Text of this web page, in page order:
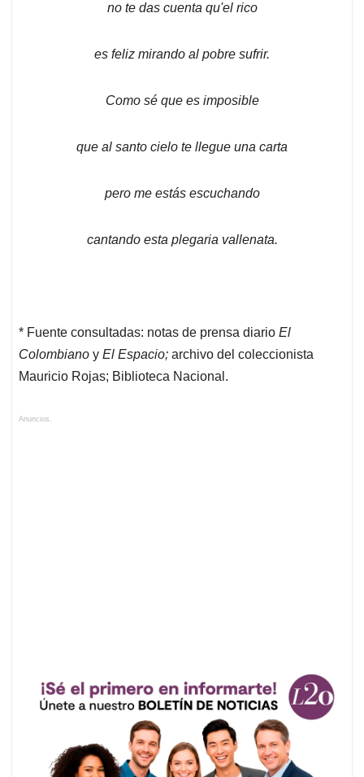
no te das cuenta qu'el rico
es feliz mirando al pobre sufrir.
Como sé que es imposible
que al santo cielo te llegue una carta
pero me estás escuchando
cantando esta plegaria vallenata.
* Fuente consultadas: notas de prensa diario El
Colombiano y El Espacio; archivo del coleccionista
Mauricio Rojas; Biblioteca Nacional.
Anuncios.